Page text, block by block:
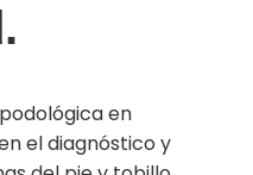
en
el diagnóstico y